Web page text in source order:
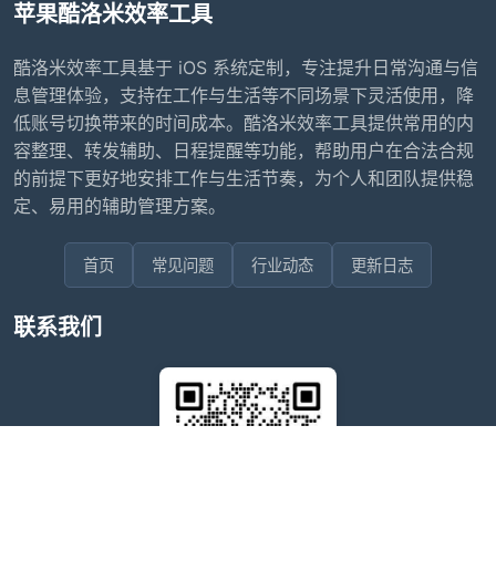
苹果酷洛米效率工具
酷洛米效率工具基于 iOS 系统定制，专注提升日常沟通与信
息管理体验，支持在工作与生活等不同场景下灵活使用，降
低账号切换带来的时间成本。酷洛米效率工具提供常用的内
容整理、转发辅助、日程提醒等功能，帮助用户在合法合规
的前提下更好地安排工作与生活节奏，为个人和团队提供稳
定、易用的辅助管理方案。
首页 常见问题 行业动态 更新日志
联系我们